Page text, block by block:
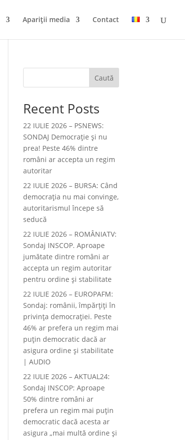
Apariții media Contact
Caută
Recent Posts
22 IULIE 2026 – PSNEWS:
SONDAJ Democrație și nu
prea! Peste 46% dintre
români ar accepta un regim
autoritar
22 IULIE 2026 – BURSA: Când
democraţia nu mai convinge,
autoritarismul începe să
seducă
22 IULIE 2026 – ROMÂNIATV:
Sondaj INSCOP. Aproape
jumătate dintre români ar
accepta un regim autoritar
pentru ordine și stabilitate
22 IULIE 2026 – EUROPAFM:
Sondaj: românii, împărțiți în
privința democrației. Peste
46% ar prefera un regim mai
puțin democratic dacă ar
asigura ordine și stabilitate
| AUDIO
22 IULIE 2026 – AKTUAL24:
Sondaj INSCOP: Aproape
50% dintre români ar
prefera un regim mai puțin
democratic dacă acesta ar
asigura „mai multă ordine și